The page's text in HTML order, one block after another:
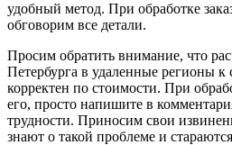
удобный метод. При обработке
обговорим все детали.
Просим обратить внимание, что
Петербурга в удаленные регионы к
корректен по стоимости. При
его, просто напишите в
трудности. Приносим свои
знают о такой проблеме и